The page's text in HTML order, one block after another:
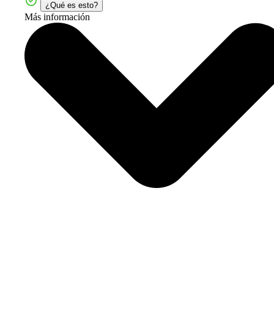
¿Qué es esto?
Más información